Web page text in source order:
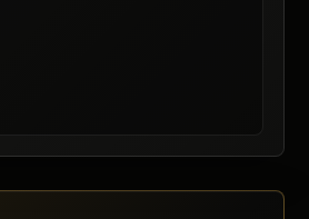
/ 表示は遅延する場合があります